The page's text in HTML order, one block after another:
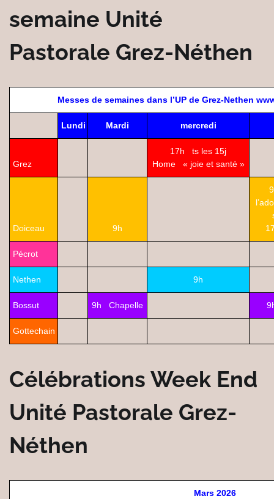
semaine Unité
Pastorale Grez-Néthen
Messes de semaines dans l’UP de Grez-Nethen
Lundi Mardi mercredi
Grez
17h ts les 15j
Home « joie et santé »
Doiceau 9h
Pécrot
Nethen 9h
Bossut 9h Chapelle
Gottechain
Célébrations Week End
Unité Pastorale Grez-
Néthen
Mars 2026